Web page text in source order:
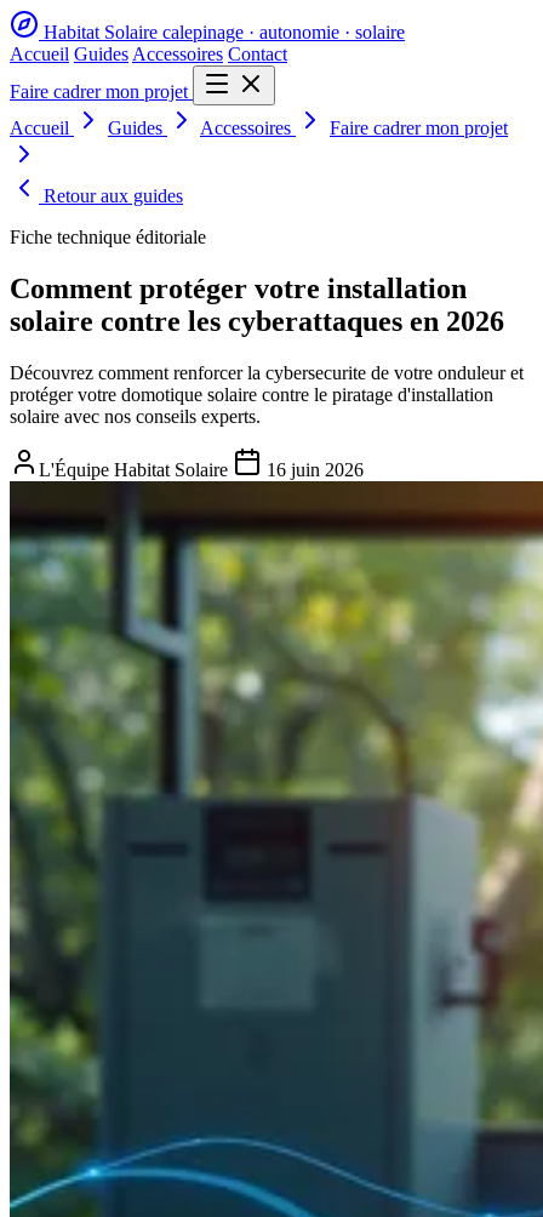
Habitat Solaire calepinage · autonomie · solaire
Accueil Guides Accessoires Contact
Faire cadrer mon projet
Accueil
Guides Accessoires Faire cadrer mon projet
Retour aux guides
Fiche technique éditoriale
Comment protéger votre installation
solaire contre les cyberattaques en 2026
Découvrez comment renforcer la cybersecurite de votre onduleur et
protéger votre domotique solaire contre le piratage d'installation
solaire avec nos conseils experts.
L'Équipe Habitat Solaire 16 juin 2026